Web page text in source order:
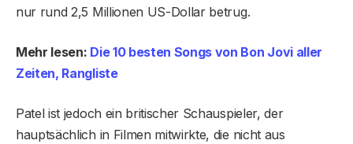
nur rund 2,5 Millionen US-Dollar betrug.
Mehr lesen: Die 10 besten Songs von Bon Jovi aller
Zeiten, Rangliste
Patel ist jedoch ein britischer Schauspieler, der
hauptsächlich in Filmen mitwirkte, die nicht aus